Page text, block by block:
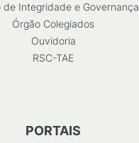
de Integridade e Governança
Órgão Colegiados
Ouvidoria
RSC-TAE
PORTAIS